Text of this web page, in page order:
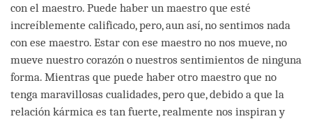
con el maestro. Puede haber un maestro que esté
increíblemente calificado, pero, aun así, no sentimos nada
con ese maestro. Estar con ese maestro no nos mueve, no
mueve nuestro corazón o nuestros sentimientos de ninguna
forma. Mientras que puede haber otro maestro que no
tenga maravillosas cualidades, pero que, debido a que la
relación kármica es tan fuerte, realmente nos inspiran y